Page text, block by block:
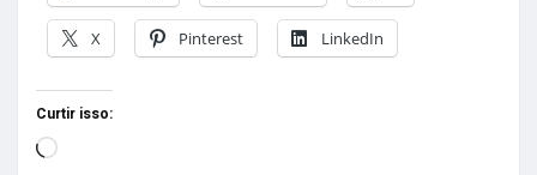
X Pinterest LinkedIn
Curtir isso: